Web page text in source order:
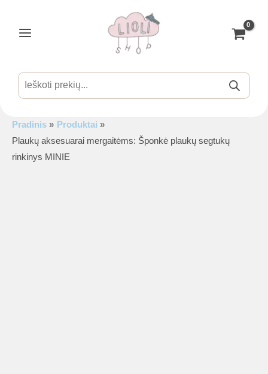
turinio
Products
search
Pradinis
Produktai
Plaukų aksesuarai mergaitėms: Šponkė plaukų segtukų
rinkinys MINIE